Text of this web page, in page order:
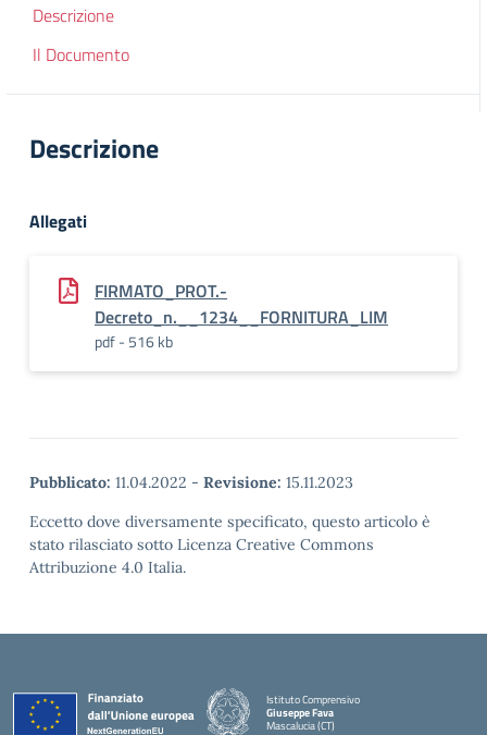
Descrizione
Il Documento
Descrizione
Allegati
FIRMATO_PROT.-
Decreto_n.__1234__FORNITURA_LIM
pdf - 516 kb
Pubblicato: 11.04.2022 - Revisione: 15.11.2023
Eccetto dove diversamente specificato, questo articolo è
stato rilasciato sotto Licenza Creative Commons
Attribuzione 4.0 Italia.
Istituto Comprensivo
Giuseppe Fava
Mascalucia (CT)